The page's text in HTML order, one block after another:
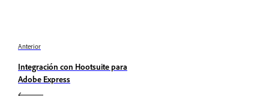
Anterior
Integración con Hootsuite para
Adobe Express